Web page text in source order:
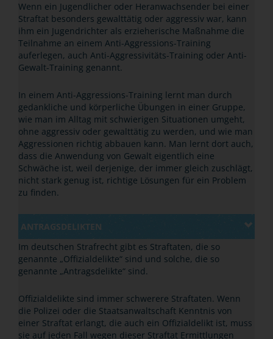
Wenn ein Jugendlicher oder Heranwachsender bei einer
Straftat besonders gewalttätig oder aggressiv war, kann
ihm ein Jugendrichter als erzieherische Maßnahme die
Teilnahme an einem Anti-Aggressions-Training
auferlegen, auch Anti-Aggressivitäts-Training oder Anti-
Gewalt-Training genannt.
In einem Anti-Aggressions-Training lernt man durch
gedankliche und körperliche Übungen in einer Gruppe,
wie man im Alltag mit schwierigen Situationen umgeht,
ohne aggressiv oder gewalttätig zu werden, und wie man
Aggressionen richtig abbauen kann. Man lernt dort auch,
dass die Anwendung von Gewalt eigentlich eine
Schwäche ist, weil derjenige, der immer gleich zuschlägt,
nicht stark genug ist, richtige Lösungen für ein Problem
zu finden.
ANTRAGSDELIKTEN
Im deutschen Strafrecht gibt es Straftaten, die so
genannte „Offizialdelikte“ sind und solche, die so
genannte „Antragsdelikte“ sind.
Offizialdelikte sind immer schwerere Straftaten. Wenn
die Polizei oder die Staatsanwaltschaft Kenntnis von
einer Straftat erlangt, die auch ein Offizialdelikt ist, muss
sie auf jeden Fall wegen dieser Straftat Ermittlungen